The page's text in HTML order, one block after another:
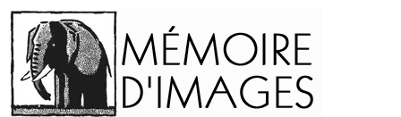
Passer
au
contenu